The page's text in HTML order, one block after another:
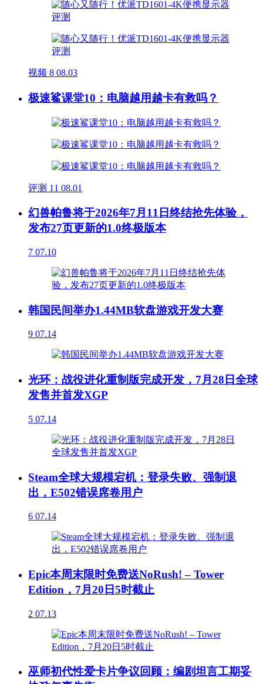
视频 8 08.03
极速鲨课堂10：电脑越用越卡有救吗？
评测 11 08.01
幻兽帕鲁将于2026年7月11日终结抢先体验，
发布27页更新的1.0终极版本
7 07.10
韩国民间举办1.44MB软盘游戏开发大赛
9 07.14
光环：战役进化重制版完成开发，7月28日全球
发售并首发XGP
5 07.14
Steam全球大规模宕机：登录失败、强制退
出，E502错误席卷用户
6 07.14
Epic本周末限时免费送NoRush! – Tower
Edition，7月20日5时截止
2 07.13
巫师初代性爱卡片争议回顾：编剧坦言工期妥